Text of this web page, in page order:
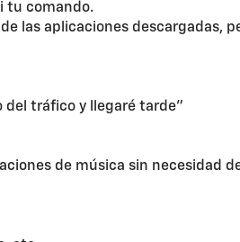
tu comando.
las aplicaciones descargadas,
del tráfico y llegaré tarde"
de música sin necesidad